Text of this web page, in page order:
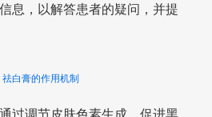
息，以解答患者的疑问，并提
祛白膏的作用机制
调节皮肤色素生成、促进黑